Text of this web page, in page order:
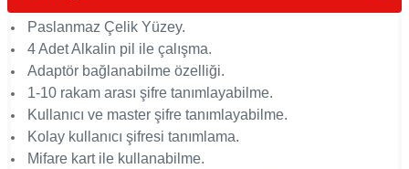
Paslanmaz Çelik Yüzey.
4 Adet Alkalin pil ile çalışma.
Adaptör bağlanabilme özelliği.
1-10 rakam arası şifre tanımlayabilme.
Kullanıcı ve master şifre tanımlayabilme.
Kolay kullanıcı şifresi tanımlama.
Mifare kart ile kullanabilme.